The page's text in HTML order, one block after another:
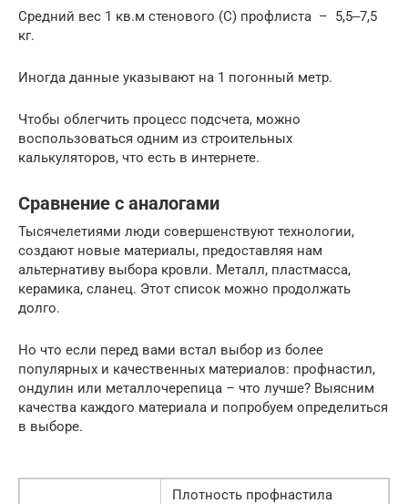
Средний вес 1 кв.м стенового (С) профлиста – 5,5‒7,5
кг.
Иногда данные указывают на 1 погонный метр.
Чтобы облегчить процесс подсчета, можно
воспользоваться одним из строительных
калькуляторов, что есть в интернете.
Сравнение с аналогами
Тысячелетиями люди совершенствуют технологии,
создают новые материалы, предоставляя нам
альтернативу выбора кровли. Металл, пластмасса,
керамика, сланец. Этот список можно продолжать
долго.
Но что если перед вами встал выбор из более
популярных и качественных материалов: профнастил,
ондулин или металлочерепица – что лучше? Выясним
качества каждого материала и попробуем определиться
в выборе.
Плотность профнастила